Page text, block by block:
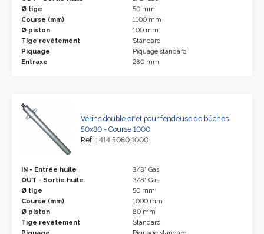
Ø tige
50 mm
Course (mm)
1100 mm
Ø piston
100 mm
Tige revêtement
Standard
Piquage
Piquage standard
Entraxe
280 mm
Vérins double effet pour fendeuse de bûches
50x80 - Course 1000
Ref. : 414.5080.1000
IN - Entrée huile
3/8" Gas
OUT - Sortie huile
3/8" Gas
Ø tige
50 mm
Course (mm)
1000 mm
Ø piston
80 mm
Tige revêtement
Standard